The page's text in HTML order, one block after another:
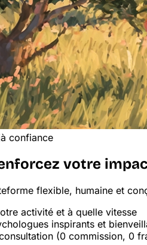
confiance
votre
flexible, humaine et
activité et à quelle vitesse
inspirants et
(0 commission, 0